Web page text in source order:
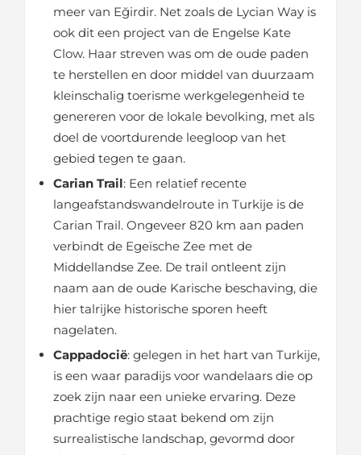
meer van Eğirdir. Net zoals de Lycian Way is
ook dit een project van de Engelse Kate
Clow. Haar streven was om de oude paden
te herstellen en door middel van duurzaam
kleinschalig toerisme werkgelegenheid te
genereren voor de lokale bevolking, met als
doel de voortdurende leegloop van het
gebied tegen te gaan.
Carian Trail: Een relatief recente
langeafstandswandelroute in Turkije is de
Carian Trail. Ongeveer 820 km aan paden
verbindt de Egeïsche Zee met de
Middellandse Zee. De trail ontleent zijn
naam aan de oude Karische beschaving, die
hier talrijke historische sporen heeft
nagelaten.
Cappadocië: gelegen in het hart van Turkije,
is een waar paradijs voor wandelaars die op
zoek zijn naar een unieke ervaring. Deze
prachtige regio staat bekend om zijn
surrealistische landschap, gevormd door